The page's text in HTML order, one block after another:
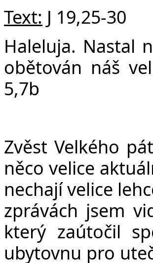
Text: J 19,25-30
Haleluja. Nastal
obětován náš
5,7b
Zvěst Velkého
něco velice
nechají velice
zprávách jsem
který zaútočil
ubytovnu pro